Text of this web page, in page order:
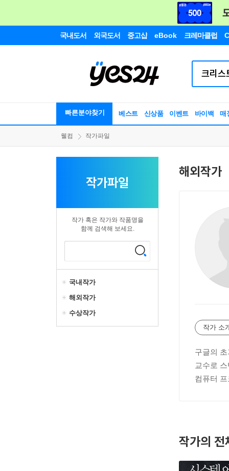
국내도서 외국도서 중고샵 eBook 크레마클럽
빠른분야찾기 베스트 신상품 이벤트 바이백 매
웰컴 작가파일
작가파일
작가 혹은 작가와 작품명을
함께 검색해 보세요.
국내작가
해외작가
수상작가
해외작가
작가 소
구글의
교수로
컴퓨터
작가의 전